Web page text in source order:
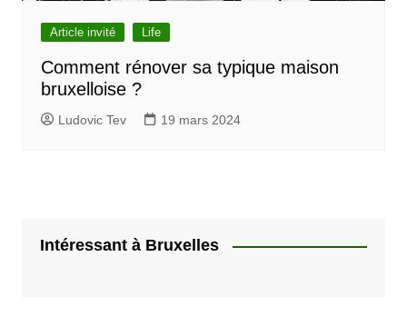
Article invité Life
Comment rénover sa typique maison
bruxelloise ?
Ludovic Tev 19 mars 2024
Intéressant à Bruxelles